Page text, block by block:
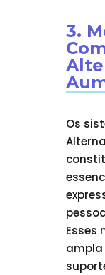
3.
Os
Esses
ampla